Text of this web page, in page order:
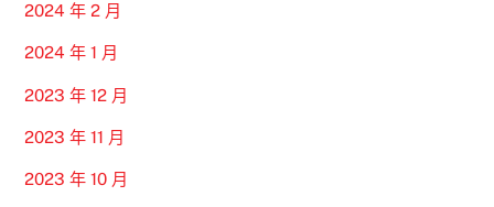
2024 年 2 月
2024 年 1 月
2023 年 12 月
2023 年 11 月
2023 年 10 月